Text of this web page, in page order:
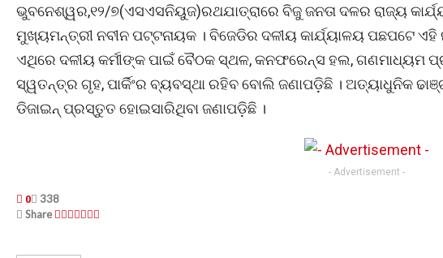
ଭୁବନେଶ୍ୱର,୧୨/୭(ଏସଏସନିୟୁଜ)ରଥଯାତ୍ରାରେ ବିଜୁ ଜନତା ଦଳର ରାଜ୍ୟ
ମୁଖ୍ୟମନ୍ତ୍ରୀ ନବୀନ ପଟ୍ଟନାୟକ । ବିଜେଡିର ଦଳୀୟ କାର୍ଯ୍ୟାଳୟ ପଛପଟେ ଏହି
ଏଥିରେ ଦଳୀୟ କର୍ମୀଙ୍କ ପାଇଁ ବୈଠକ ସ୍ଥଳ, କନଫରେନ୍ସ ହଲ, ଗଣମାଧ୍ୟମ
ସ୍ୱତନ୍ତ୍ର ଗୃହ, ପାର୍କିଂର ବ୍ୟବସ୍ଥା ରହିବ ବୋଲି ଜଣାପଡ଼ିଛି । ଅତ୍ୟାଧୁନିକ
ଡିଜାଇନ୍ ପ୍ରସ୍ତୁତ ହୋଇସାରିଥିବା ଜଣାପଡ଼ିଛି ।
- Advertisement -
0
338
Share